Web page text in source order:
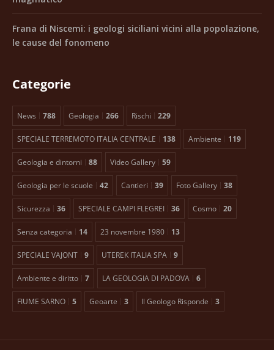
Frana di Niscemi: i geologi siciliani vicini alla popolazione,
le cause del fonomeno
Categorie
News 788 Geologia 266 Rischi 229
SPECIALE TERREMOTO ITALIA CENTRALE 138 Ambiente 119
Geologia e dintorni 88 Video Gallery 59
Geologia per le scuole 42 Cantieri 39 Foto Gallery 38
Sicurezza 36 SPECIALE CAMPI FLEGREI 36 Cosmo 20
Senza categoria 14 23 novembre 1980 13
SPECIALE VAJONT 9 UTEREK ITALIA SPA 9
Ambiente e diritto 7 LA GEOLOGIA DI PADOVA 6
FIUME SARNO 5 Geoarte 3 Il Geologo Risponde 3